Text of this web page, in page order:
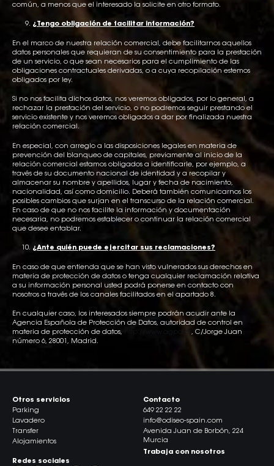
común, a menos que el interesado la solicite en otro formato.
¿Tengo obligación de facilitar información?
En el marco de nuestra relación comercial, debe facilitarnos aquellos
datos personales que requieran de su consentimiento para la prestación
de un servicio, o que sean necesarios para el cumplimiento de las
obligaciones contractuales derivadas, o a cuya recopilación estemos
obligados por ley.
Si no nos facilita dichos datos, nos veremos obligados, por lo general, a
rechazar la prestación del servicio, o no podremos seguir prestando el
servicio existente y nos veremos obligados a dar por finalizada nuestra
relación comercial.
En especial, con arreglo a las disposiciones legales en materia de
prevención del blanqueo de capitales, previamente al inicio de la
relación comercial estamos obligados a identificarle, por ejemplo, a
través de su documento nacional de identidad y a recopilar y
almacenar su nombre y apellidos, lugar y fecha de nacimiento,
nacionalidad, así como domicilio. Deberá también comunicarnos los
posibles cambios que surjan en el transcurso de la relación comercial.
En caso de que no nos facilite la información y documentación
necesaria, no podremos establecer o continuar la relación comercial
que desee entablar.
¿Ante quién puede ejercitar sus reclamaciones?
En caso de que entienda que se han visto vulnerados sus derechos en
materia de protección de datos o tenga cualquier reclamación relativa
a su información personal usted podrá ponerse en contacto con
nosotros a través de los canales facilitados en el apartado 8.
En cualquier caso, los interesados siempre podrán acudir ante la
Agencia Española de Protección de Datos, autoridad de control en
materia de protección de datos,
, C/Jorge Juan
número 6, 28001, Madrid.
Otros servicios
Parking
Lavadero
Transfer
Alojamientos
Contacto
649 22 22 22
info@odiseo-spain.com
Avenida Juan de Borbón, 224
Murcia
Trabaja con nosotros
Redes sociales